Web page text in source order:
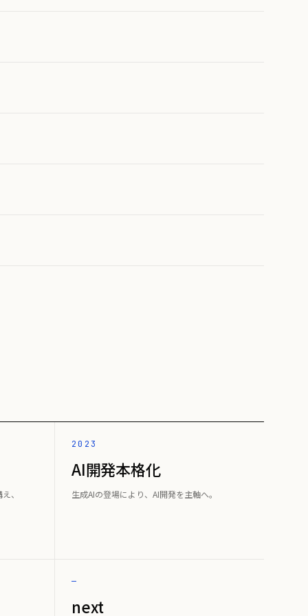
、
2023
AI開発本格化
生成AIの登場により、AI開発を主軸へ。
—
next